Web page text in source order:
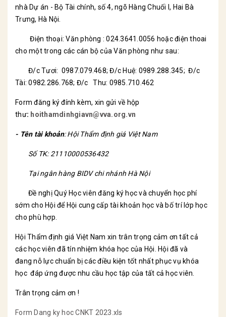
nhà Dự án - Bộ Tài chính, số 4, ngõ Hàng Chuối I, Hai Bà
Trưng, Hà Nội.
Điện thoại: Văn phòng : 024.3641.0056 hoặc điện thoai
cho một trong các cán bộ của Văn phòng như sau:
Đ/c Tươi: 0987.079.468; Đ/c Huệ: 0989.288.345; Đ/c
Tài: 0982.286.768; Đ/c Thu: 0985.710.462
Form đăng ký đính kèm, xin gửi về hộp
thư: hoithamdinhgiavn@vva.org.vn
- Tên tài khoản: Hội Thẩm định giá Việt Nam
Số TK: 21110000536432
Tại ngân hàng BIDV chi nhánh Hà Nội
Đề nghị Quý Học viên đăng ký học và chuyển học phí
sớm cho Hội để Hội cung cấp tài khoản học và bố trí lớp học
cho phù hợp.
Hội Thẩm định giá Việt Nam xin trân trọng cảm ơn tất cả
các học viên đã tín nhiệm khóa học của Hội. Hội đã và
đang nỗ lực chuẩn bị các điều kiện tốt nhất phục vụ khóa
học đáp ứng được nhu cầu học tập của tất cả học viên.
Trân trọng cảm ơn !
Form Dang ky hoc CNKT 2023.xls